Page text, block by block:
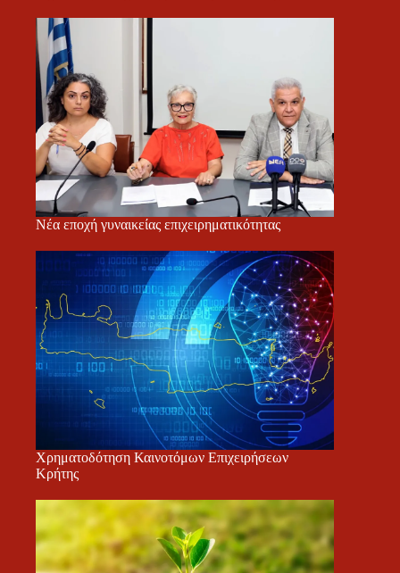
Νέα εποχή γυναικείας επιχειρηματικότητας
Χρηματοδότηση Καινοτόμων Επιχειρήσεων
Κρήτης